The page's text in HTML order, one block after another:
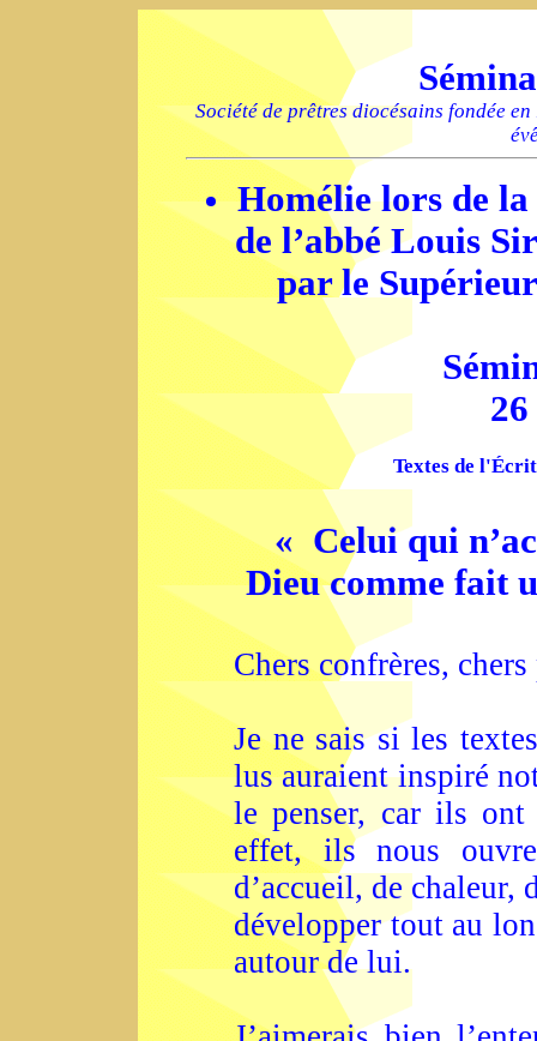
Société de prêtres diocésains fondée
Homélie lors de la
de l’abbé Louis
par le
Textes de
« Celui qui
Dieu comme fait
Chers confrères,
Je ne sais si les
lus auraient inspiré
le penser, car ils
effet, ils nous
d’accueil, de chaleur,
développer tout au
autour de lui.